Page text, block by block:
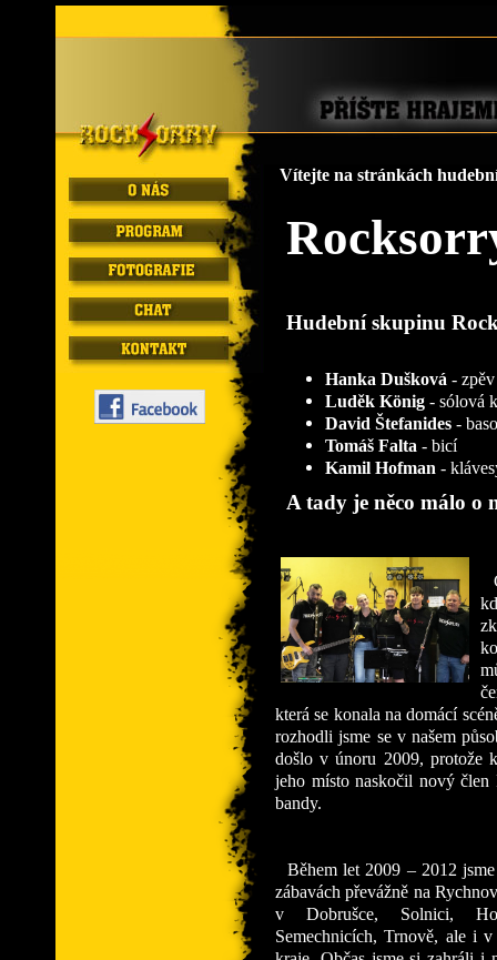
Vítejte na stránkách
Hudební skupinu
Hanka Dušková - zpěv
Luděk König - sólová
David Štefanides -
Tomáš Falta - bicí
Kamil Hofman -
A tady je něco málo o
která se konala na domácí
rozhodli jsme se v našem
došlo v únoru 2009, protože
jeho místo naskočil nový
bandy.
Během let 2009 – 2012
zábavách převážně na
v Dobrušce, Solnici,
Semechnicích, Trnově, ale i